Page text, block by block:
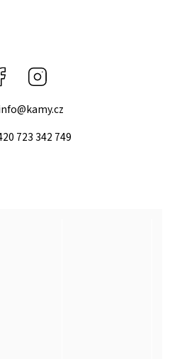
Facebook
@kamy.cz
723 342 749